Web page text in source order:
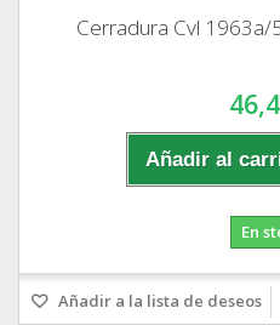
Cerradura Cvl 1963a/
Añadir al
En
Añadir a la lista de deseos